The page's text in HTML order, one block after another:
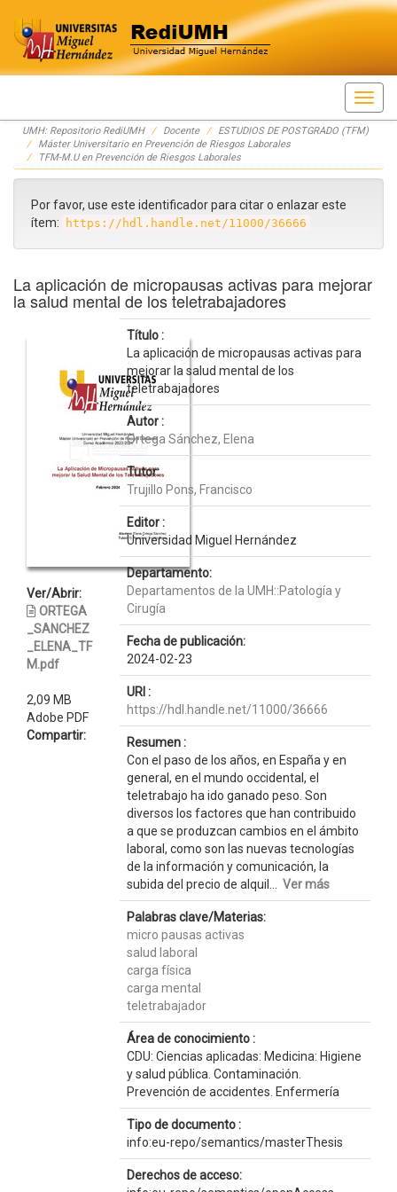
Skip
navigation
UMH: Repositorio RediUMH Docente
ESTUDIOS DE POSTGRADO (TFM)
Máster Universitario en Prevención de Riesgos Laborales
TFM-M.U en Prevención de Riesgos Laborales
Por favor, use este identificador para citar o enlazar este
ítem:
https://hdl.handle.net/11000/36666
La aplicación de micropausas activas para mejorar
la salud mental de los teletrabajadores
Ver/Abrir:
ORTEGA
_SANCHEZ
_ELENA_TF
M.pdf
2,09 MB
Adobe PDF
Compartir:
Título :
La aplicación de micropausas activas para
mejorar la salud mental de los
teletrabajadores
Autor :
Ortega Sánchez, Elena
Tutor:
Trujillo Pons, Francisco
Editor :
Universidad Miguel Hernández
Departamento:
Departamentos de la UMH::Patología y
Cirugía
Fecha de publicación:
2024-02-23
URI :
https://hdl.handle.net/11000/36666
Resumen :
Con el paso de los años, en España y en
general, en el mundo occidental, el
teletrabajo ha ido ganado peso. Son
diversos los factores que han contribuido
a que se produzcan cambios en el ámbito
laboral, como son las nuevas tecnologías
de la información y comunicación, la
subida del precio de alquil... Ver más
Palabras clave/Materias:
micro pausas activas
salud laboral
carga física
carga mental
teletrabajador
Área de conocimiento :
CDU: Ciencias aplicadas: Medicina: Higiene
y salud pública. Contaminación.
Prevención de accidentes. Enfermería
Tipo de documento :
info:eu-repo/semantics/masterThesis
Derechos de acceso: